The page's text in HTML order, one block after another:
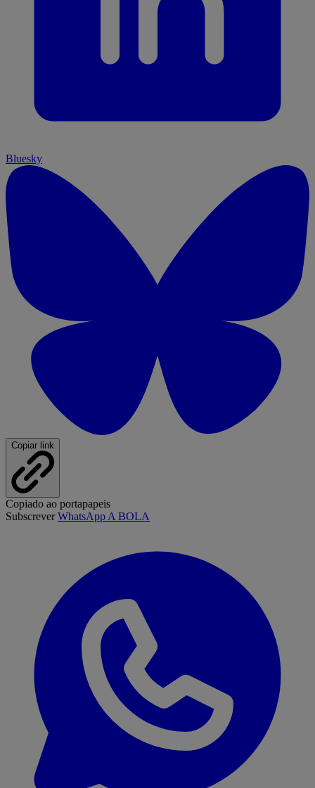
Bluesky
Copiar link
Copiado ao portapapeis
SubscreverWhatsApp A BOLA